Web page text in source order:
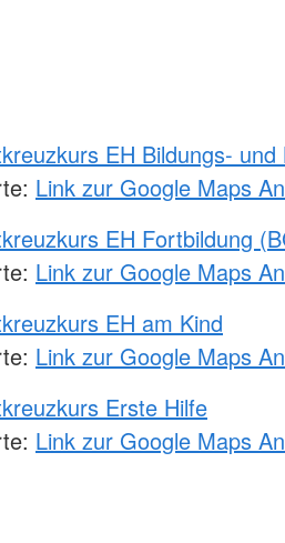
EH Bildungs-
Link zur Google Maps
EH Fortbildung
Link zur Google Maps
EH am Kind
Link zur Google Maps
Erste Hilfe
Link zur Google Maps